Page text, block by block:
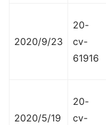
2020/9/23
20-
cv-
61916
2020/5/19
20-
cv-